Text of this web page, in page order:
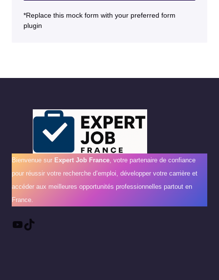
*Replace this mock form with your preferred form
plugin
Bienvenue sur Expert Job France , votre partenaire de confiance
pour réussir votre recherche d’emploi, développer votre carrière et
accéder aux meilleures opportunités professionnelles partout en
France.
YouTube
TikTok